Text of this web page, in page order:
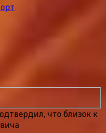
что близок к